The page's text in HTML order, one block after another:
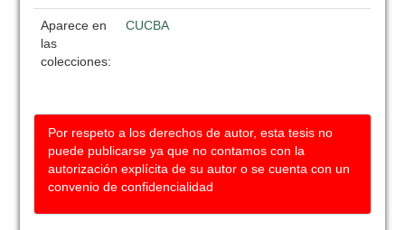
Aparece en
las
colecciones:
CUCBA
Por respeto a los derechos de autor, esta tesis no
puede publicarse ya que no contamos con la
autorización explícita de su autor o se cuenta con un
convenio de confidencialidad